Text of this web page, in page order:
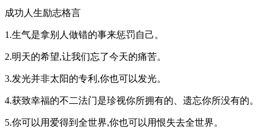
成功人生励志格言
1.生气是拿别人做错的事来惩罚自己。
2.明天的希望,让我们忘了今天的痛苦。
3.发光并非太阳的专利,你也可以发光。
4.获致幸福的不二法门是珍视你所拥有的、遗忘你所没有的。
5.你可以用爱得到全世界,你也可以用恨失去全世界。